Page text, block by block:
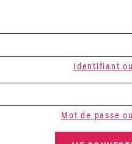
Identifiant
Mot de passe